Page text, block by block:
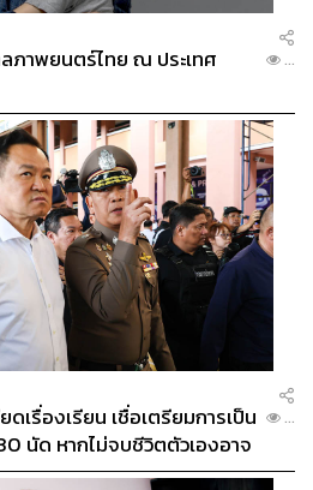
ภาพยนตร์ไทย ณ ประเทศ
...
เรื่องเรียน เชื่อเตรียมการเป็น
นัด หากไม่จบชีวิตตัวเองอาจ
...